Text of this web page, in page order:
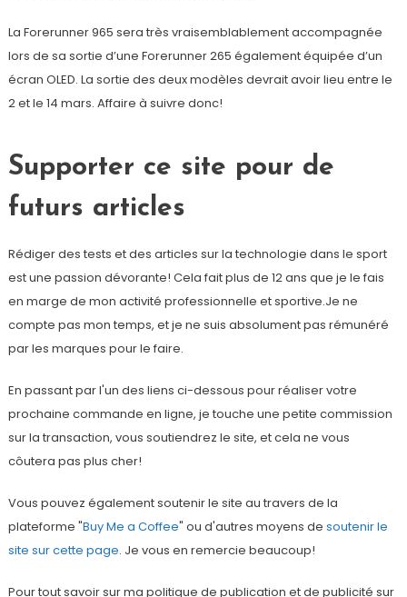
La Forerunner 965 sera très vraisemblablement accompagnée
lors de sa sortie d’une Forerunner 265 également équipée d’un
écran OLED. La sortie des deux modèles devrait avoir lieu entre le
2 et le 14 mars. Affaire à suivre donc!
Supporter ce site pour de
futurs articles
Rédiger des tests et des articles sur la technologie dans le sport
est une passion dévorante! Cela fait plus de 12 ans que je le fais
en marge de mon activité professionnelle et sportive.Je ne
compte pas mon temps, et je ne suis absolument pas rémunéré
par les marques pour le faire.
En passant par l'un des liens ci-dessous pour réaliser votre
prochaine commande en ligne, je touche une petite commission
sur la transaction, vous soutiendrez le site, et cela ne vous
côutera pas plus cher!
Vous pouvez également soutenir le site au travers de la
plateforme "Buy Me a Coffee" ou d'autres moyens de soutenir le
site sur cette page. Je vous en remercie beaucoup!
Pour tout savoir sur ma politique de publication et de publicité sur